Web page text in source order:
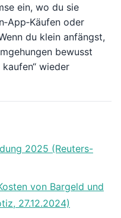
ein, wo du sie
oder
du klein anfängst,
bewusst
wieder
2025 (Reuters-
von Bargeld und
27.12.2024)